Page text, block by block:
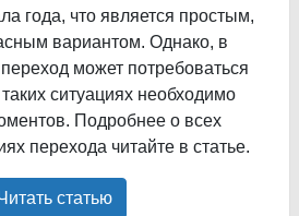
года, что является простым,
вариантом. Однако, в
может потребоваться
ситуациях необходимо
Подробнее о всех
перехода читайте в статье.
статью